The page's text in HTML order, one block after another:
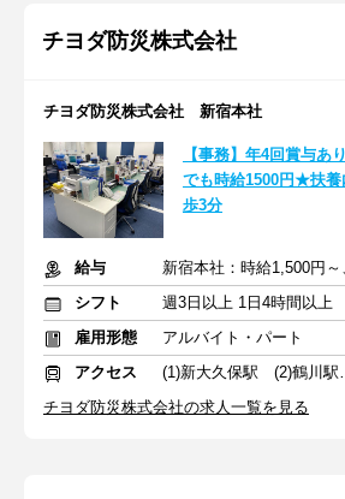
チヨダ防災株式会社
チヨダ防災株式会社 新宿本社
【事務】年4回賞与
でも時給1500円★扶
歩3分
給与
シフト
週3日以上 1日4時間以上
雇用形態
アルバイト・パート
アクセス
(1)新大
チヨダ防災株式会社の求人一覧を見る